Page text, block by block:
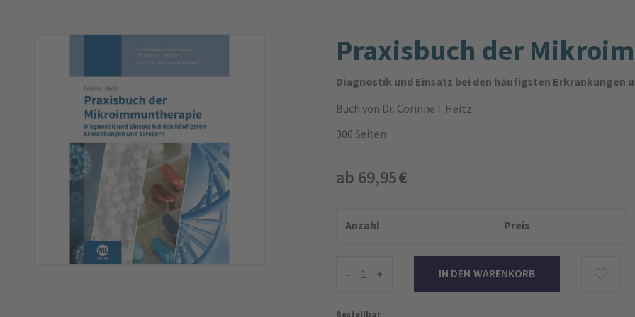
Praxisbuch der
Diagnostik und Einsatz bei den häufigsten Erkrankungen
Buchvon Dr. Corinne I. Heitz
300 Seiten
ab 69,95 €
Anzahl Preis
- +
Bestellbar